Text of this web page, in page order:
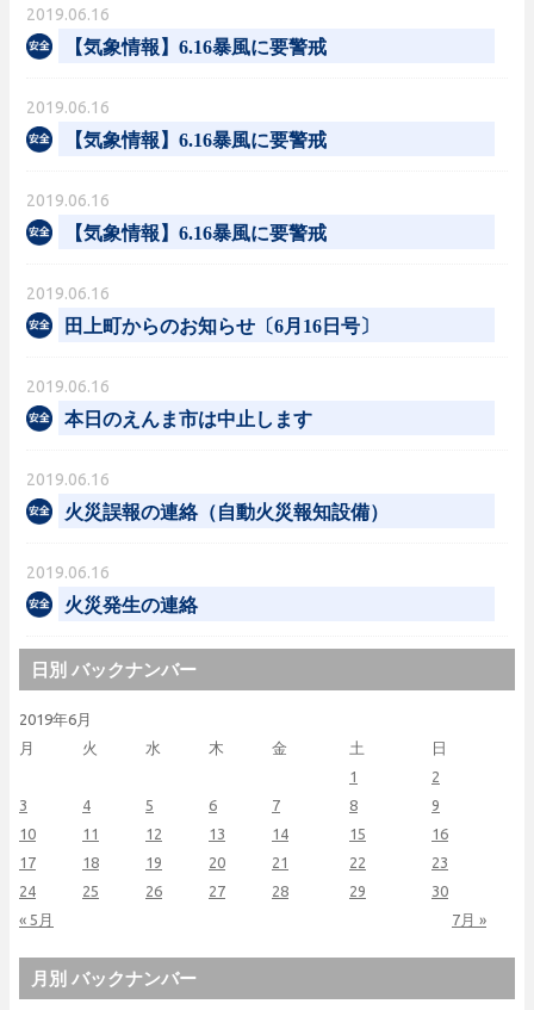
2019.06.16
【気象情報】6.16暴風に要警戒
2019.06.16
【気象情報】6.16暴風に要警戒
2019.06.16
【気象情報】6.16暴風に要警戒
2019.06.16
田上町からのお知らせ〔6月16日号〕
2019.06.16
本日のえんま市は中止します
2019.06.16
火災誤報の連絡（自動火災報知設備）
2019.06.16
火災発生の連絡
日別 バックナンバー
2019年6月
月
火 水 木 金 土 日
« 5月 7月 »
1
2
3
4 5 6 7 8
9
10
11 12 13 14 15
16
17
18 19 20 21 22
23
24
25 26 27 28 29 30
月別 バックナンバー